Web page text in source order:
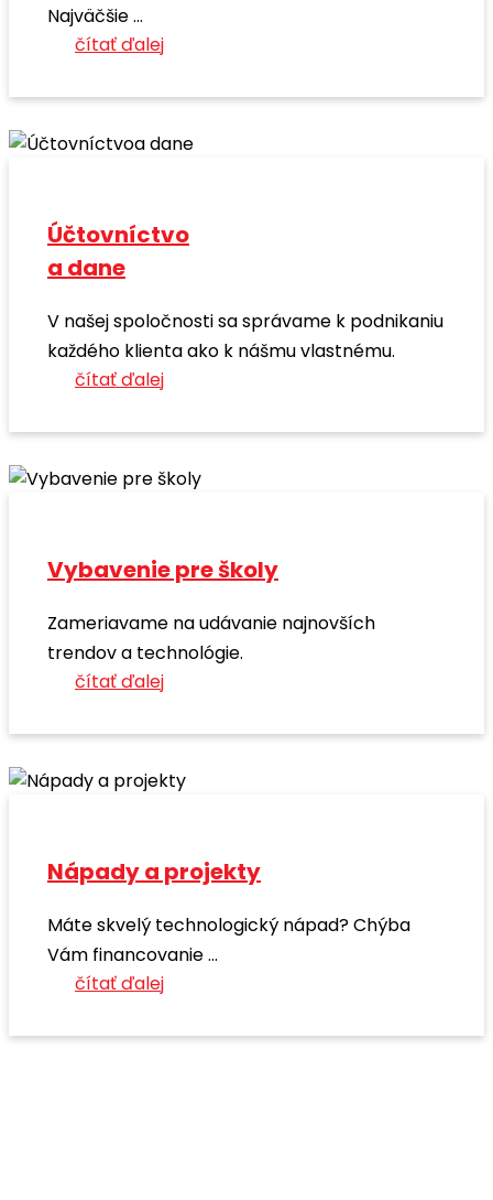
Najväčšie ...
čítať ďalej
Účtovníctvo
a dane
V našej spoločnosti sa správame k podnikaniu
každého klienta ako k nášmu vlastnému.
čítať ďalej
Vybavenie pre školy
Zameriavame na udávanie najnovších
trendov a technológie.
čítať ďalej
Nápady a projekty
Máte skvelý technologický nápad? Chýba
Vám financovanie ...
čítať ďalej